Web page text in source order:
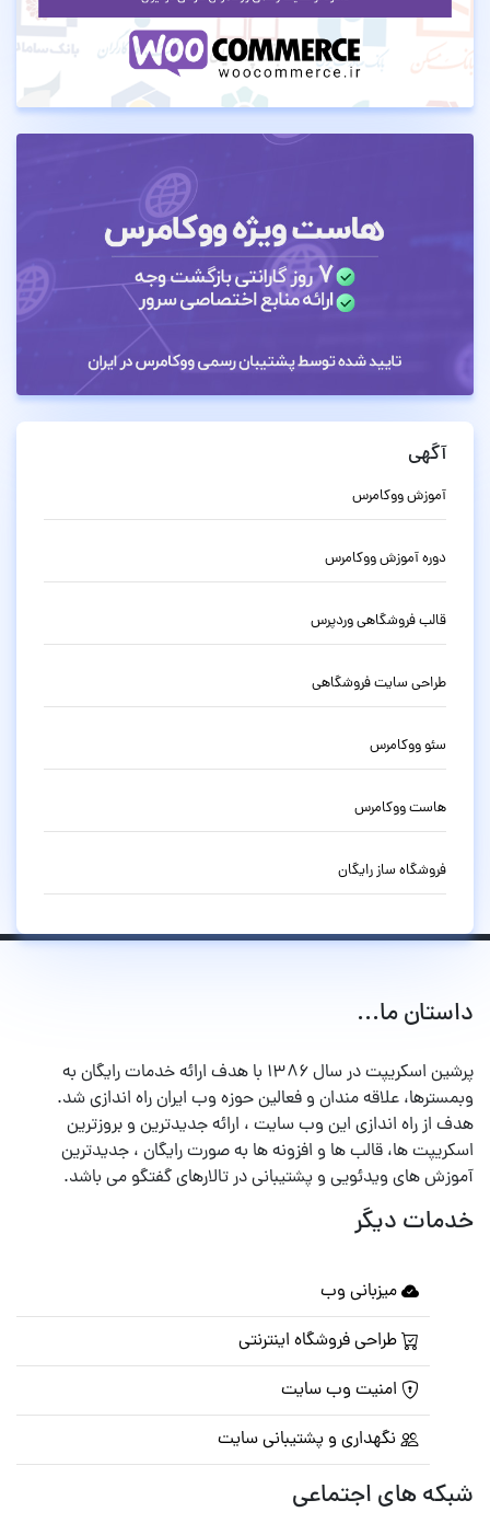
آگهی
آموزش ووکامرس
دوره آموزش ووکامرس
قالب فروشگاهی وردپرس
طراحی سایت فروشگاهی
سئو ووکامرس
هاست ووکامرس
فروشگاه ساز رایگان
داستان ما...
پرشین اسکریپت در سال ۱۳۸۶ با هدف ارائه خدمات رایگان به
وبمسترها، علاقه مندان و فعالین حوزه وب ایران راه اندازی شد.
هدف از راه اندازی این وب سایت ، ارائه جدیدترین و بروزترین
اسکریپت ها، قالب ها و افزونه ها به صورت رایگان ، جدیدترین
آموزش های ویدئویی و پشتیبانی در تالارهای گفتگو می باشد.
خدمات دیگر
میزبانی وب
طراحی فروشگاه اینترنتی
امنیت وب سایت
نگهداری و پشتیبانی سایت
شبکه های اجتماعی